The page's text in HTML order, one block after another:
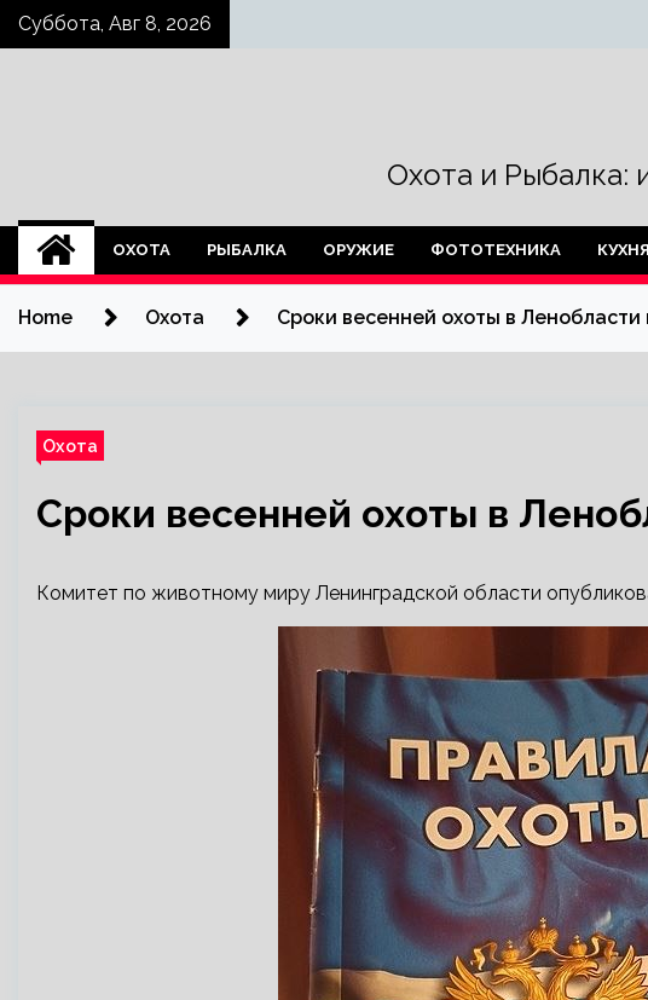
SkipСуббота, Авг 8, 2026
Охота и Рыбалка:
ОХОТА РЫБАЛКА ОРУЖИЕ ФОТОТЕХНИКА КУХНЯ
Home Охота Сроки весенней охоты в Ленобласти
Охота
Сроки весенней охоты в
Комитет по животному миру Ленинградской области